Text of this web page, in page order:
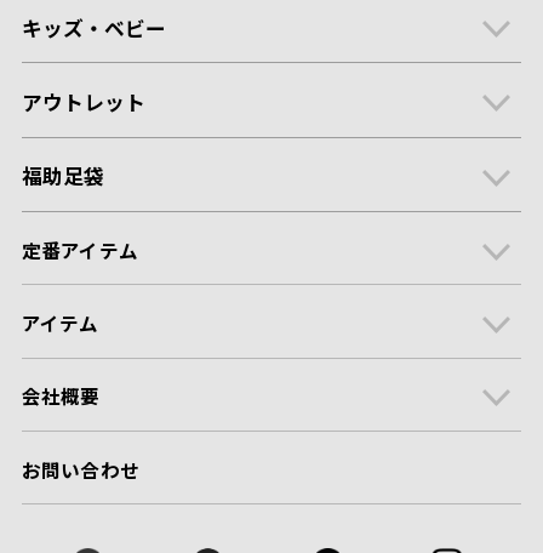
キッズ・ベビー
アウトレット
福助足袋
定番アイテム
アイテム
会社概要
お問い合わせ